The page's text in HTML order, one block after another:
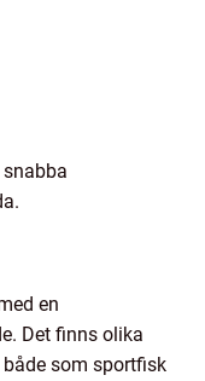
en
Det finns olika
som sportfisk